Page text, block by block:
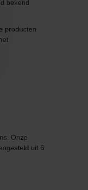
bekend
producten
Onze
uit 6